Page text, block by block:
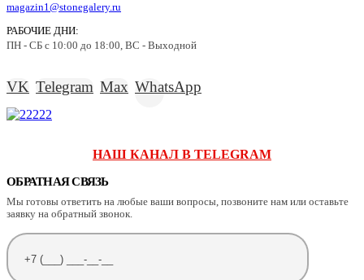
magazin1@stonegalery.ru
РАБОЧИЕ ДНИ:
ПН - СБ с 10:00 до 18:00, ВС - Выходной
VK Telegram Max WhatsApp
НАШ КАНАЛ В TELEGRAM
ОБРАТНАЯ СВЯЗЬ
Мы готовы ответить на любые ваши вопросы, позвоните нам или оставьте
заявку на обратный звонок.